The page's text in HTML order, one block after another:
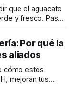
que el aguacate
y fresco. Paso
Por qué la
aliados
cómo estos
mejoran tus